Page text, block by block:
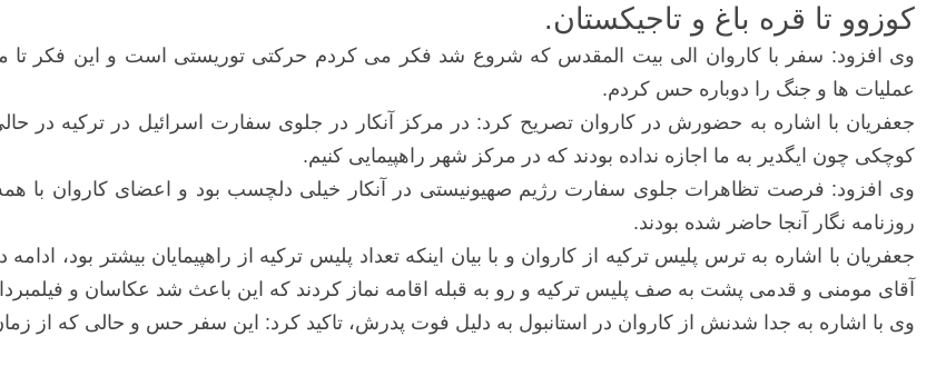
کوزوو تا قره باغ و تاجیکستان.
وی افزود: سفر با کاروان الی بیت المقدس که شروع شد فکر می کردم حرکتی توریستی است و این فکر تا
عملیات ها و جنگ را دوباره حس کردم.
جعفریان با اشاره به حضورش در کاروان تصریح کرد: در مرکز آنکار در جلوی سفارت اسرائیل در ترکیه در
کوچکی چون ایگدیر به ما اجازه نداده بودند که در مرکز شهر راهپیمایی کنیم.
وی افزود: فرصت تظاهرات جلوی سفارت رژیم صهیونیستی در آنکار خیلی دلچسب بود و اعضای کاروان با
روزنامه نگار آنجا حاضر شده بودند.
جعفریان با اشاره به ترس پلیس ترکیه از کاروان و با بیان اینکه تعداد پلیس ترکیه از راهپیمایان بیشتر
آقای مومنی و قدمی پشت به صف پلیس ترکیه و رو به قبله اقامه نماز کردند که این باعث شد عکاسان و
وی با اشاره به جدا شدنش از کاروان در استانبول به دلیل فوت پدرش، تاکید کرد: این سفر حس و حالی که از